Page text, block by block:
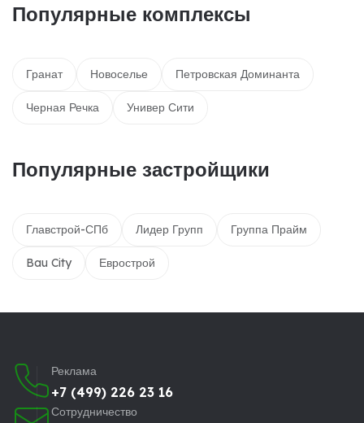
Популярные комплексы
Гранат Новоселье Петровская Доминанта
Черная Речка Универ Сити
Популярные застройщики
Главстрой-СПб Лидер Групп Группа Прайм
Bau City Еврострой
Реклама
+7 (499) 226 23 16
Сотрудничество